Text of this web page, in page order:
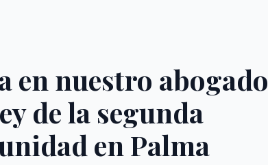
en nuestro abogado
de la segunda
en Palma